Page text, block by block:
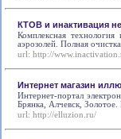
КТОВ и инактивация
Комплексная
аэрозолей. Полная
url: http://
Интернет магазин
Интернет-портал
Брянка, Алчевск,
url: http://elluzion.ru/